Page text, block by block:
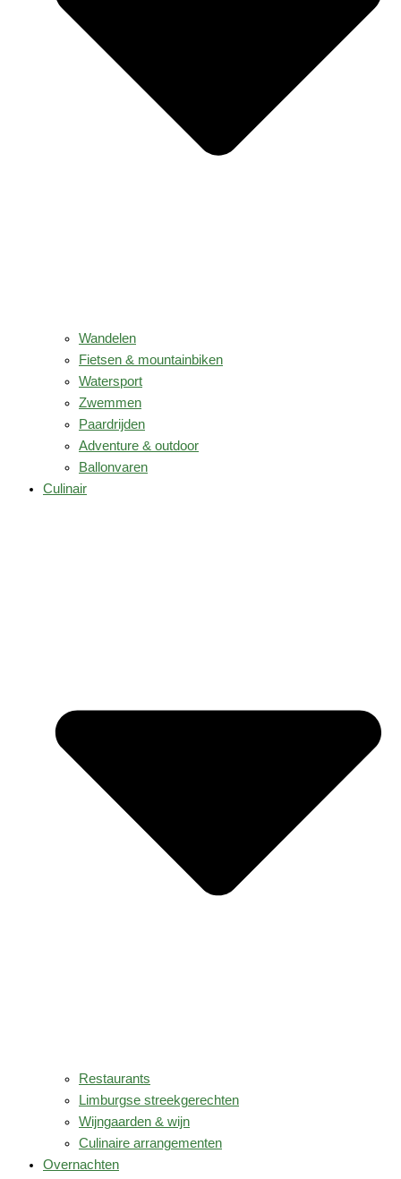
Wandelen
Fietsen & mountainbiken
Watersport
Zwemmen
Paardrijden
Adventure & outdoor
Ballonvaren
Culinair
Restaurants
Limburgse streekgerechten
Wijngaarden & wijn
Culinaire arrangementen
Overnachten